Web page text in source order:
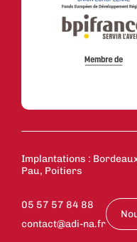
Implantations :
Pau, Poitiers
05 57 57 84 88
contact@adi-na.fr